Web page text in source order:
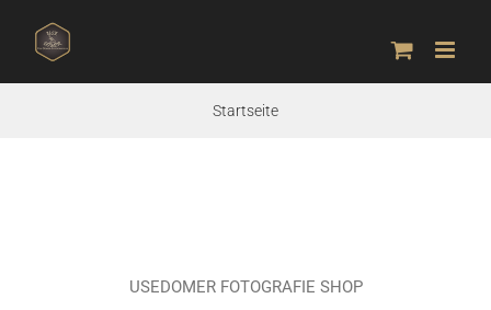
Inhalt
springen
Startseite
USEDOMER FOTOGRAFIE SHOP